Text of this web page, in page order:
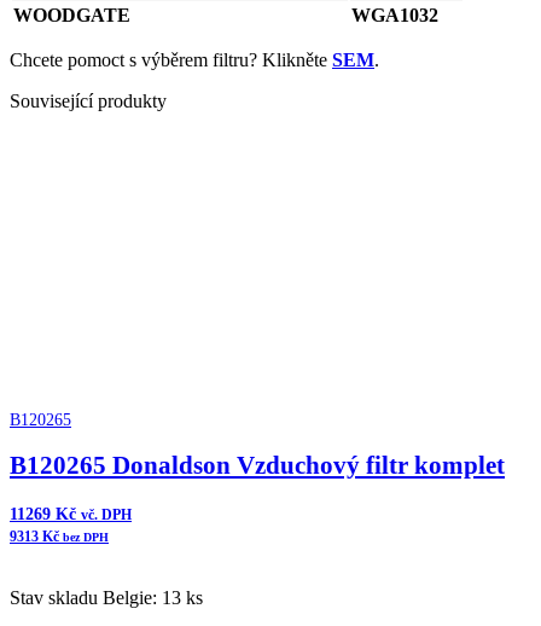
WOODGATE
WGA1032
Chcete pomoct s výběrem filtru? Klikněte SEM.
Související produkty
B120265
B120265 Donaldson Vzduchový filtr komplet
11269 Kč vč. DPH
9313 Kč bez DPH
Stav skladu Belgie: 13 ks